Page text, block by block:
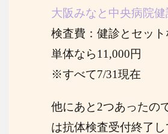
大阪みなと中央病院
検査費：健診とセット
単体なら11,000円
※すべて7/31現在
他にあと 2つあったの
は抗体検査受付終了し